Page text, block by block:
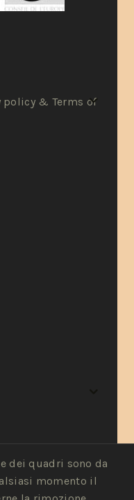
policy & Terms of
dei quadri sono da
momento il